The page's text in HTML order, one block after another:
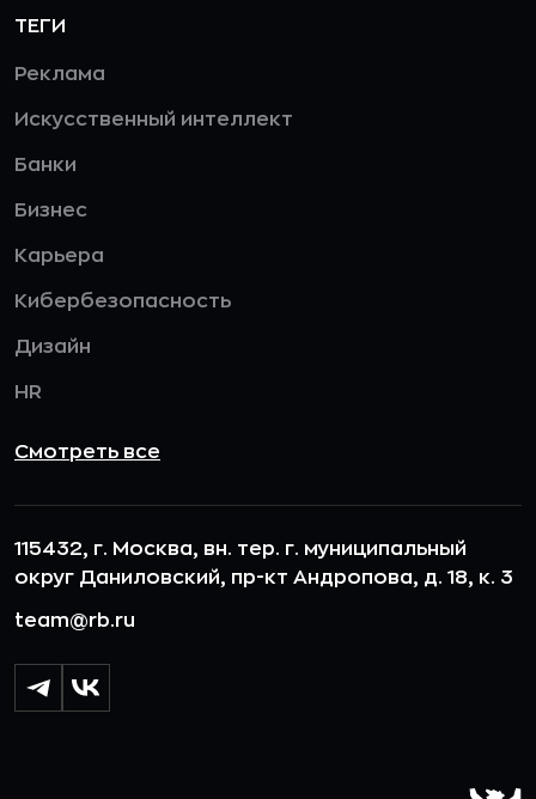
ТЕГИ
Реклама
Искусственный интеллект
Банки
Бизнес
Карьера
Кибербезопасность
Дизайн
HR
Смотреть все
115432, г. Москва, вн. тер. г. муниципальный
округ Даниловский, пр-кт Андропова, д. 18, к. 3
team@rb.ru